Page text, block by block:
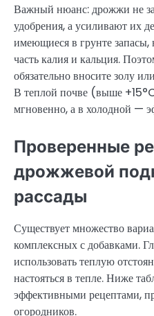
Важный нюанс: дрожжи не
удобрения, а усиливают их
имеющиеся в грунте
часть калия и кальция.
обязательно вносите золу
В теплой почве (выше
мгновенно, а в холодной —
Проверенные
дрожжевой
рассады
Существует множество
комплексных с добавками.
использовать теплую
настояться в тепле. Ниже
эффективными рецептами,
огородников.